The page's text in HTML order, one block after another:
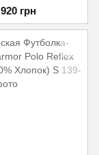
920 грн